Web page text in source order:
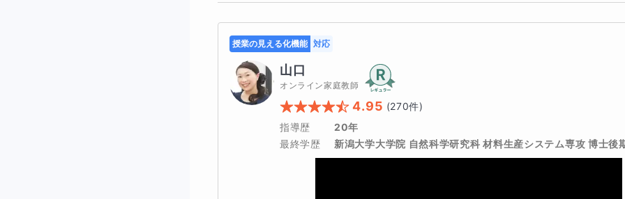
また、不登校のお子さんには、こんな問題もあるでしょう。
・日中に時間があるけど、ゲームやスマホばかり…勉強には使えていない
・生活リズムが崩れている
授業の見える化機能 対応
山口
オンライン家庭教師
4.95 (270件)
指導歴
20年
最終学歴
新潟大学大学院 自然科学研究科 材料生産システム専攻 博士後